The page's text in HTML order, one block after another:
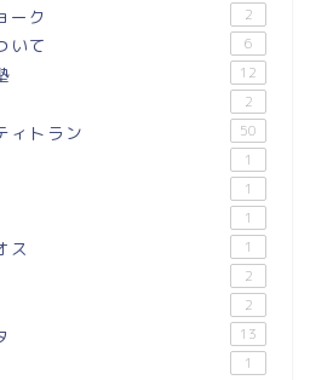
ーク 2
いて 6
12
2
ィトラン 50
1
1
1
ス 1
2
2
13
1